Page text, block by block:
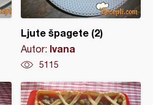
Ljute špagete (2)
Autor: Ivana
5115